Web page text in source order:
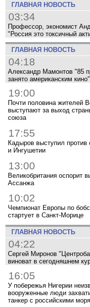
ГЛАВНАЯ НОВОСТЬ
03:34
Профессор, экономист
"Россия это токсичный
ГЛАВНАЯ НОВОСТЬ
04:18
Александр Мамонтов "85
занято американским кино"
19:00
Почти половина жителей
выступают за выход
союза
17:55
Кадыров выступил
и Ингушетии
13:00
Великобритания оспорит
Ассанжа
10:02
Чемпионат Европы по
стартует в Санкт-Морице
ГЛАВНАЯ НОВОСТЬ
04:22
Сергей Миронов
виноват в сегодняшнем
16:05
У побережья Нигерии
вооруженные люди
танкер с российскими